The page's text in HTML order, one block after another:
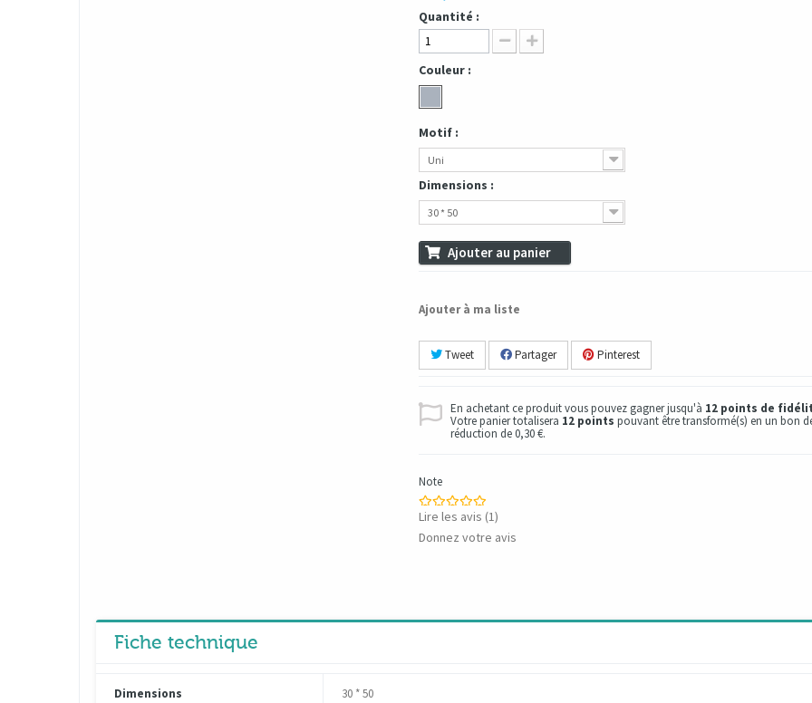
Quantité :
Couleur :
Motif :
Uni
Dimensions :
30 * 50
Ajouter au panier
Ajouter à ma liste
Tweet Partager Pinterest
En achetant ce produit vous pouvez gagner jusqu'à 12 points de
Votre panier totalisera 12 points pouvant être transformé(s) en un bon
réduction de0,30 €.
Note
Lire les avis (1)
Donnez votre avis
Fiche technique
Dimensions 30 * 50